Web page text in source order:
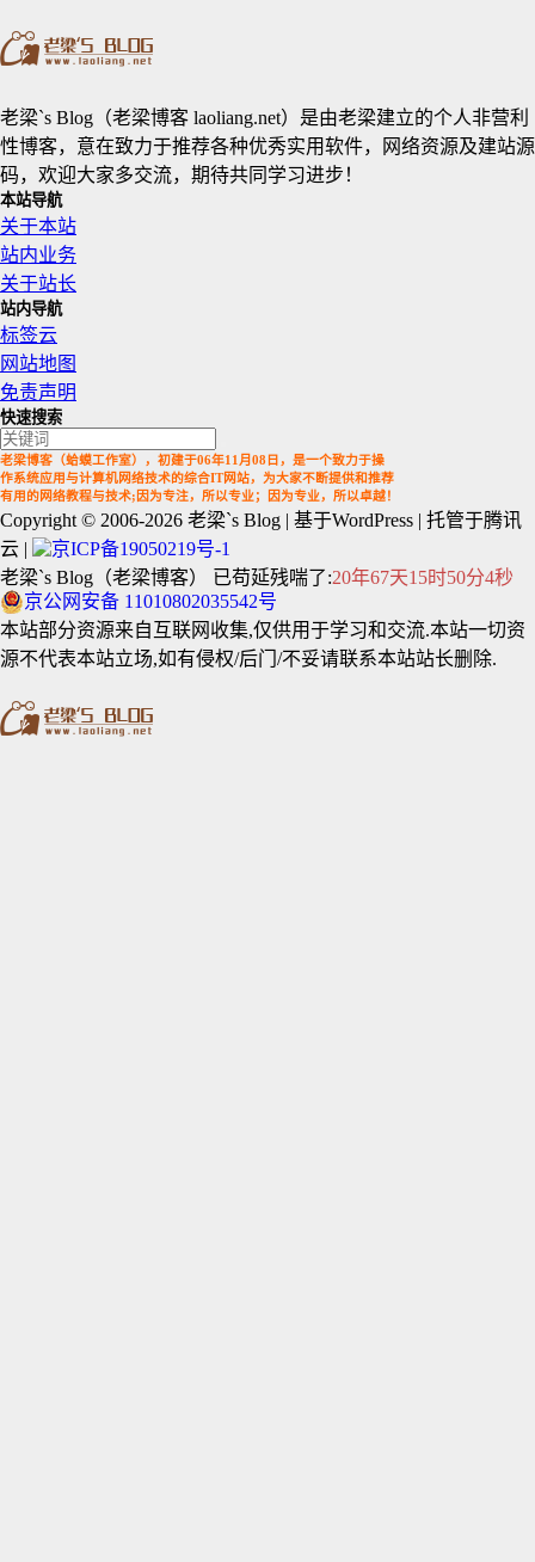
老梁`s Blog（老梁博客 laoliang.net）是由老梁建立的个人非营利
性博客，意在致力于推荐各种优秀实用软件，网络资源及建站源
码，欢迎大家多交流，期待共同学习进步！
本站导航
关于本站
站内业务
关于站长
站内导航
标签云
网站地图
免责声明
快速搜索
老梁博客（蛤蟆工作室），初建于06年11月08日，是一个致力于操
作系统应用与计算机网络技术的综合IT网站，为大家不断提供和推荐
有用的网络教程与技术;因为专注，所以专业；因为专业，所以卓越！
Copyright © 2006-2026 老梁`s Blog | 基于WordPress | 托管于腾讯
云 |
京ICP备19050219号-1
老梁`s Blog（老梁博客） 已苟延残喘了:20年67天15时50分4秒
京公网安备 11010802035542号
本站部分资源来自互联网收集,仅供用于学习和交流.本站一切资
源不代表本站立场,如有侵权/后门/不妥请联系本站站长删除.